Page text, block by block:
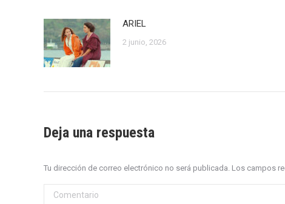
ARIEL
2 junio, 2026
Deja una respuesta
Tu dirección de correo electrónico no será publicada. Los campos
Comentario